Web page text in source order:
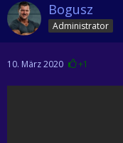
Bogusz
Administrator
10. März 2020 +1